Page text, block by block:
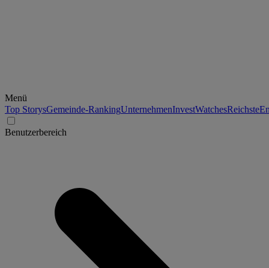
Menü
Top StorysGemeinde-RankingUnternehmenInvestWatchesReichste
Benutzerbereich